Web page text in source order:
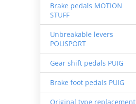
Brake pedals MOTION
STUFF
Unbreakable levers
POLISPORT
Gear shift pedals PUIG
Brake foot pedals PUIG
Original type replacement